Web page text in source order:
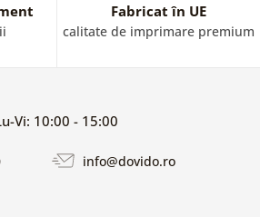
Fabricat în UE
calitate de imprimare premium
Vi: 10:00 - 15:00
info@dovido.ro